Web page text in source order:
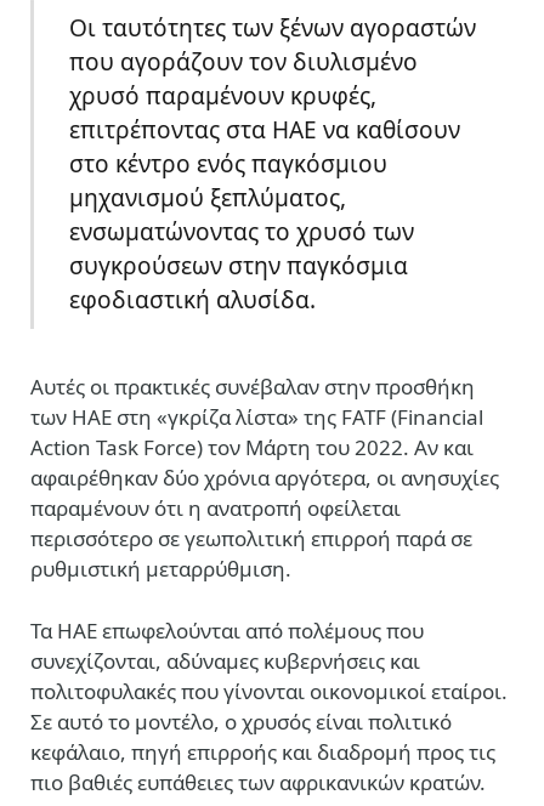
Οι ταυτότητες των ξένων αγοραστών
που αγοράζουν τον διυλισμένο
χρυσό παραμένουν κρυφές,
επιτρέποντας στα ΗΑΕ να καθίσουν
στο κέντρο ενός παγκόσμιου
μηχανισμού ξεπλύματος,
ενσωματώνοντας το χρυσό των
συγκρούσεων στην παγκόσμια
εφοδιαστική αλυσίδα.
Αυτές οι πρακτικές συνέβαλαν στην προσθήκη
των ΗΑΕ στη «γκρίζα λίστα» της FATF (Financial
Action Task Force) τον Μάρτη του 2022. Αν και
αφαιρέθηκαν δύο χρόνια αργότερα, οι ανησυχίες
παραμένουν ότι η ανατροπή οφείλεται
περισσότερο σε γεωπολιτική επιρροή παρά σε
ρυθμιστική μεταρρύθμιση.
Τα ΗΑΕ επωφελούνται από πολέμους που
συνεχίζονται, αδύναμες κυβερνήσεις και
πολιτοφυλακές που γίνονται οικονομικοί εταίροι.
Σε αυτό το μοντέλο, ο χρυσός είναι πολιτικό
κεφάλαιο, πηγή επιρροής και διαδρομή προς τις
πιο βαθιές ευπάθειες των αφρικανικών κρατών.